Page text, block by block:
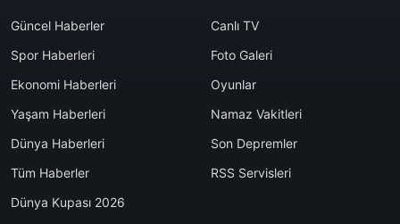
Güncel Haberler
Spor Haberleri
Ekonomi Haberleri
Yaşam Haberleri
Dünya Haberleri
Tüm Haberler
Dünya Kupası 2026
Canlı TV
Foto Galeri
Oyunlar
Namaz Vakitleri
Son Depremler
RSS Servisleri